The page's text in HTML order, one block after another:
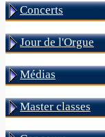
Concerts
Jour de l'Orgue
Médias
Master classes